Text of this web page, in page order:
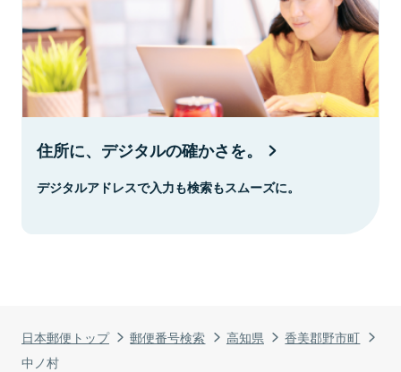
日本郵便トップ 郵便番号検索 高知県
香美郡野市町
中ノ村
住所に、デジタルの確かさを。
デジタルアドレスで入力も検索もスムーズに。